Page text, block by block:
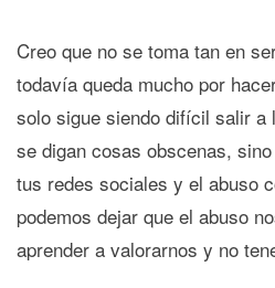
Creo que no se toma tan en
todavía queda mucho por
solo sigue siendo difícil salir a
se digan cosas obscenas,
tus redes sociales y el abuso
podemos dejar que el abuso
aprender a valorarnos y no